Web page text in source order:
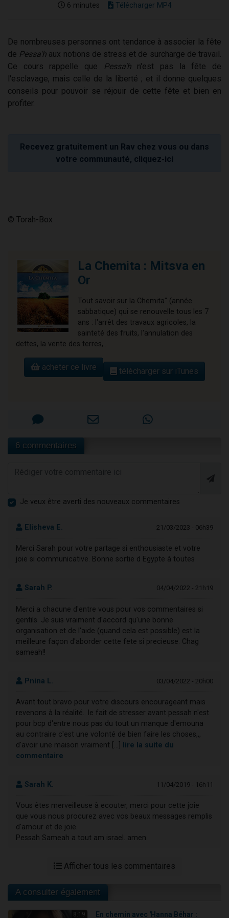
6 minutes Télécharger MP4
De nombreuses personnes ont tendance à associer la fête
de Pessa'h aux notions de stress et de surcharge de travail.
Ce cours rappelle que
Pessa'hn'est pas la fête de
l'esclavage, mais celle de la liberté ; et il donne quelques
conseils pour pouvoir se réjouir de cette fête et bien en
profiter.
Recevez gratuitement un Rav chez vous ou dans
votre communauté, cliquez-ici
© Torah-Box
La Chemita : Mitsva en
Or
Tout savoir sur la Chemita" (année
sabbatique) qui se renouvelle tous les 7
ans : l'arrêt des travaux agricoles, la
sainteté des fruits, l'annulation des
dettes, la vente des terres,...
acheter ce livre télécharger sur iTunes
6 commentaires
Je veux être averti des nouveaux commentaires
Elisheva E. 21/03/2023 - 06h39
Merci Sarah pour votre partage si enthousiaste et votre
joie si communicative. Bonne sortie d Egypte à toutes
Sarah P. 04/04/2022 - 21h19
Merci a chacune d'entre vous pour vos commentaires si
gentils. Je suis vraiment d'accord qu'une bonne
organisation et de l'aide (quand cela est possible) est la
meilleure façon d'aborder cette fete si precieuse. Chag
sameah!!
Pnina L. 03/04/2022 - 20h00
Avant tout bravo pour votre discours encourageant mais
revenons à la réalité.. le fait de stresser avant pessah n'est
pour bcp d'entre nous pas du tout un manque d'emouna
au contraire c'est une volonté de bien faire les choses,,,
d'avoir une maison vraiment [...]
lire la suite du
commentaire
Sarah K. 11/04/2019 - 16h11
Vous êtes merveilleuse à ecouter, merci pour cette joie
que vous nous procurez avec vos beaux messages remplis
d'amour et de joie.
Pessah Sameah a tout am israel. amen
Afficher tous les commentaires
A consulter également
8:19 En chemin avec 'Hanna Béhar :